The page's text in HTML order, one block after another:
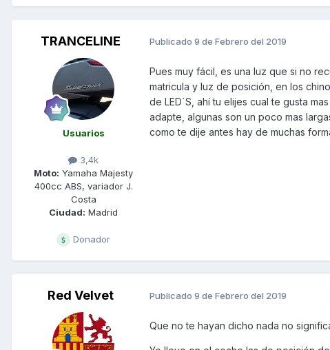
TRANCELINE
Usuarios
3,4k
Moto: Yamaha Majesty
400cc ABS, variador J.
Costa
Ciudad: Madrid
Donador
Publicado 9 de Febrero del 2019
Pues muy fácil, es una luz que si no
matricula y luz de posición, en los
de LED`S, ahí tu elijes cual te gusta
adapte, algunas son un poco mas
como te dije antes hay de muchas
Red Velvet Publicado 9 de Febrero del 2019
Que no te hayan dicho nada no